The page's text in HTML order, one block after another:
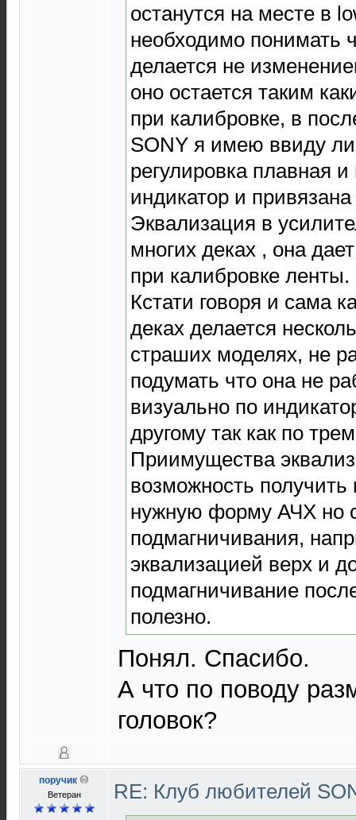
останутся на месте в
необходимо понимать
делается не
оно остается таким
при калибровке, в
SONY я имею ввиду
регулировка плавная
индикатор и привязана
Эквализация в
многих деках , она
при калибровке ленты.
Кстати говоря и сама
деках делается
страших моделях, не
подумать что она не
визуально по
другому так как по
Приимущества
возможность получить
нужную форму АЧХ но
подмагничивания,
эквализацией верх и
подмагничивание
полезно.
Понял. Спасибо.
А что по поводу
головок?
поручик
Ветеран
RE: Клуб любителей